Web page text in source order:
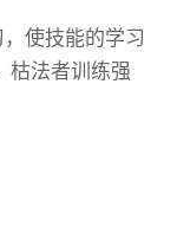
使技能的学习
枯法者训练强